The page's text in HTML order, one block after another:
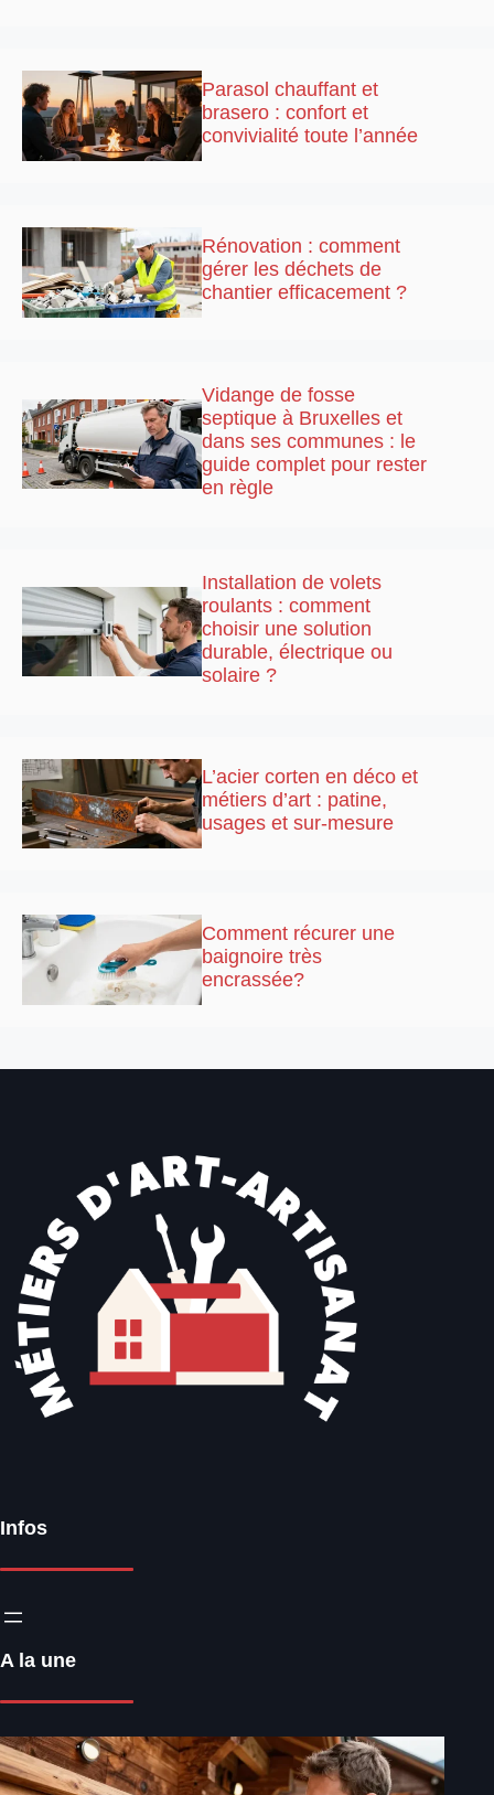
Parasol chauffant et
brasero : confort et
convivialité toute l’année
Rénovation : comment
gérer les déchets de
chantier efficacement ?
Vidange de fosse
septique à Bruxelles et
dans ses communes : le
guide complet pour rester
en règle
Installation de volets
roulants : comment
choisir une solution
durable, électrique ou
solaire ?
L’acier corten en déco et
métiers d’art : patine,
usages et sur-mesure
Comment récurer une
baignoire très
encrassée?
Infos
A la une